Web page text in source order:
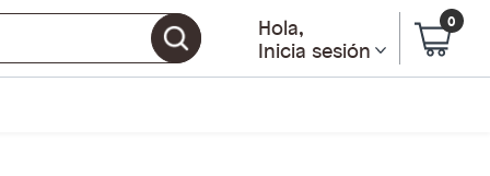
Hola,
Inicia sesión
0